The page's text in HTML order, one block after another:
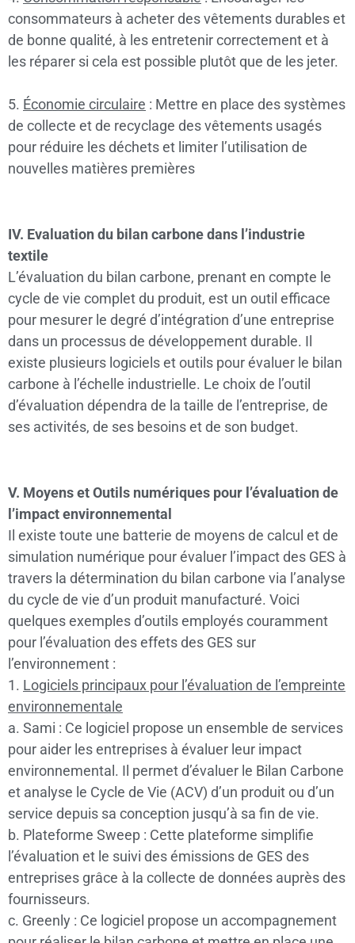
consommateurs à acheter des vêtements durables et
de bonne qualité, à les entretenir correctement et à
les réparer si cela est possible plutôt que de les jeter.
5. Économie circulaire : Mettre en place des systèmes
de collecte et de recyclage des vêtements usagés
pour réduire les déchets et limiter l’utilisation de
nouvelles matières premières
IV. Evaluation du bilan carbone dans l’industrie
textile
L’évaluation du bilan carbone, prenant en compte le
cycle de vie complet du produit, est un outil efficace
pour mesurer le degré d’intégration d’une entreprise
dans un processus de développement durable. Il
existe plusieurs logiciels et outils pour évaluer le bilan
carbone à l’échelle industrielle. Le choix de l’outil
d’évaluation dépendra de la taille de l’entreprise, de
ses activités, de ses besoins et de son budget.
V. Moyens et Outils numériques pour l’évaluation de
l’impact environnemental
Il existe toute une batterie de moyens de calcul et de
simulation numérique pour évaluer l’impact des GES à
travers la détermination du bilan carbone via l’analyse
du cycle de vie d’un produit manufacturé. Voici
quelques exemples d’outils employés couramment
pour l’évaluation des effets des GES sur
l’environnement :
1. Logiciels principaux pour l’évaluation de l’empreinte
environnementale
a. Sami : Ce logiciel propose un ensemble de services
pour aider les entreprises à évaluer leur impact
environnemental. Il permet d’évaluer le Bilan Carbone
et analyse le Cycle de Vie (ACV) d’un produit ou d’un
service depuis sa conception jusqu’à sa fin de vie.
b. Plateforme Sweep : Cette plateforme simplifie
l’évaluation et le suivi des émissions de GES des
entreprises grâce à la collecte de données auprès des
fournisseurs.
c. Greenly : Ce logiciel propose un accompagnement